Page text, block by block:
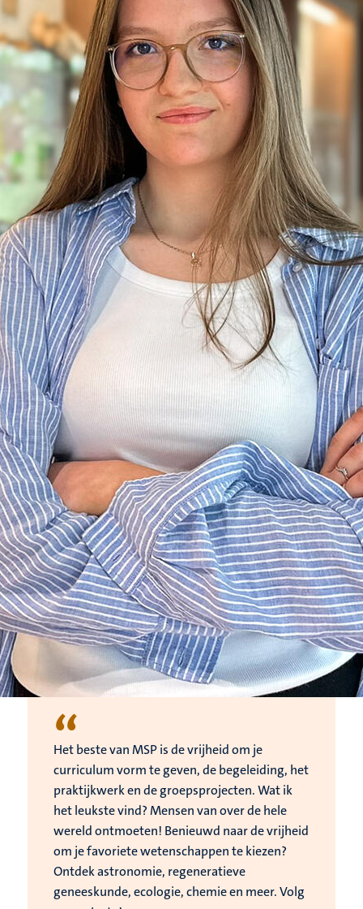
“
Het beste van MSP is de vrijheid om je
curriculum vorm te geven, de begeleiding, het
praktijkwerk en de groepsprojecten. Wat ik
het leukste vind? Mensen van over de hele
wereld ontmoeten! Benieuwd naar de vrijheid
om je favoriete wetenschappen te kiezen?
Ontdek astronomie, regeneratieve
geneeskunde, ecologie, chemie en meer. Volg